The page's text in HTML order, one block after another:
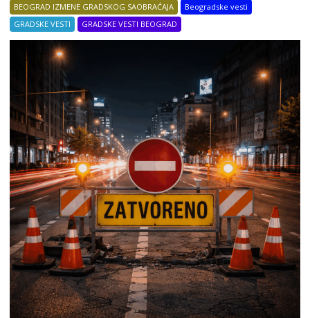
BEOGRAD IZMENE GRADSKOG SAOBRAĆAJA
Beogradske vesti
GRADSKE VESTI
GRADSKE VESTI BEOGRAD